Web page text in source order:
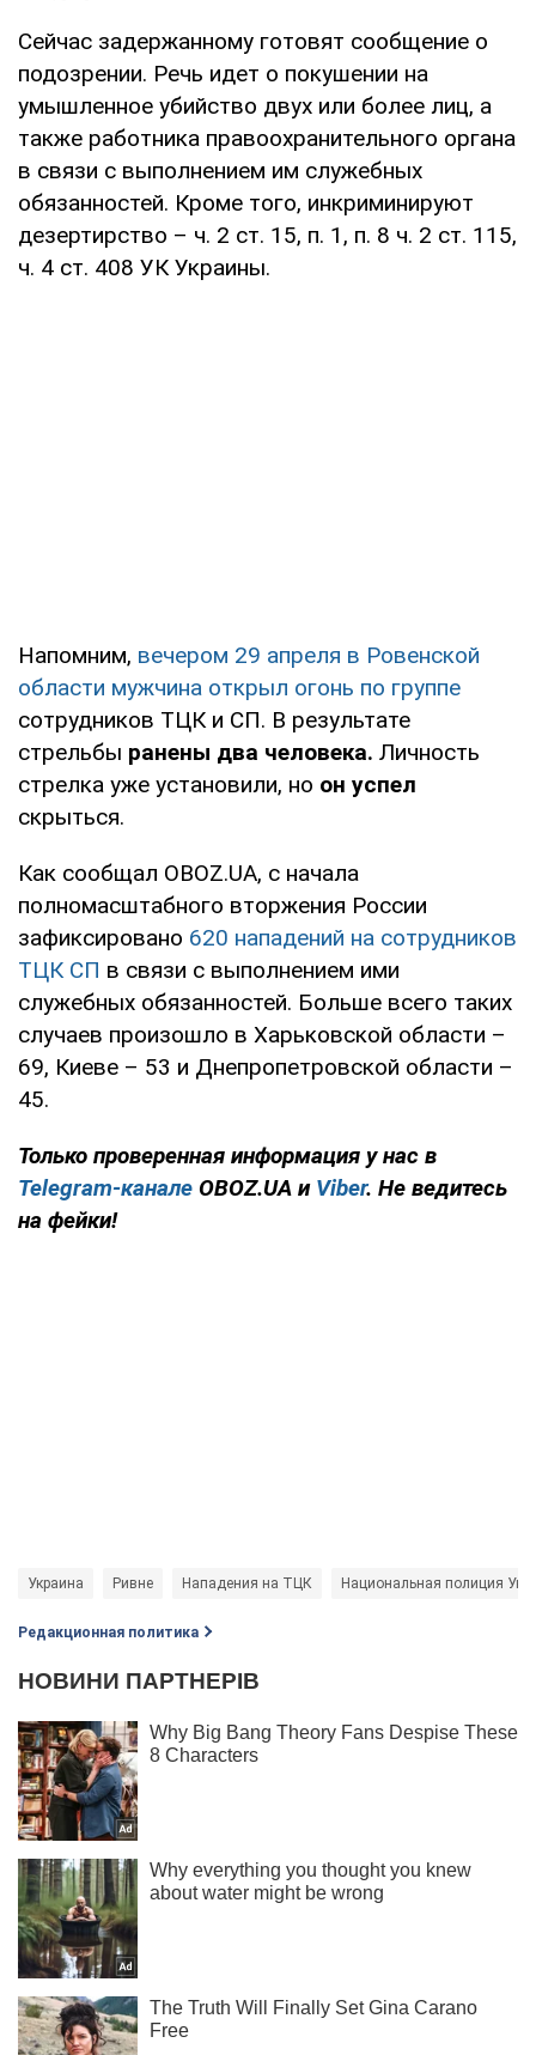
Сейчас задержанному готовят сообщение о
подозрении. Речь идет о покушении на
умышленное убийство двух или более лиц, а
также работника правоохранительного органа
в связи с выполнением им служебных
обязанностей. Кроме того, инкриминируют
дезертирство – ч. 2 ст. 15, п. 1, п. 8 ч. 2 ст. 115,
ч. 4 ст. 408 УК Украины.
Напомним, вечером 29 апреля в Ровенской
области мужчина открыл огонь по группе
сотрудников ТЦК и СП. В результате
стрельбы ранены два человека. Личность
стрелка уже установили, но он успел
скрыться.
Как сообщал OBOZ.UA, с начала
полномасштабного вторжения России
зафиксировано 620 нападений на сотрудников
ТЦК СП в связи с выполнением ими
служебных обязанностей. Больше всего таких
случаев произошло в Харьковской области –
69, Киеве – 53 и Днепропетровской области –
45.
Только проверенная информация у нас в
Telegram-канале OBOZ.UA и Viber. Не ведитесь
на фейки!
Украина Ривне Нападения на ТЦК Национальная полиция
Редакционная политика